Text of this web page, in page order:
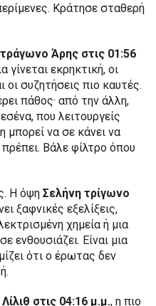
Κράτησε σταθερή
Άρης στις 01:56
γίνεται εκρηκτική, οι
οι συζητήσεις πιο καυτές.
πάθος· από την άλλη,
που λειτουργείς
μπορεί να σε κάνει να
Βάλε φίλτρο όπου
Η όψη Σελήνη τρίγωνο
ξαφνικές εξελίξεις,
χημεία ή μια
ενθουσιάζει. Είναι μια
ότι ο έρωτας δεν
στις 04:16 μ.μ., η πιο